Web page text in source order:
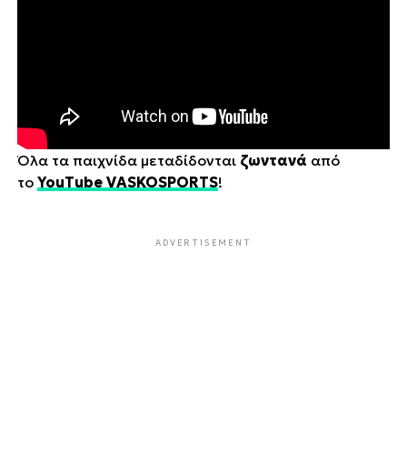
Όλα τα παιχνίδα μεταδίδονται ζωντανά από
το YouTube VASKOSPORTS!
ADVERTISEMENT